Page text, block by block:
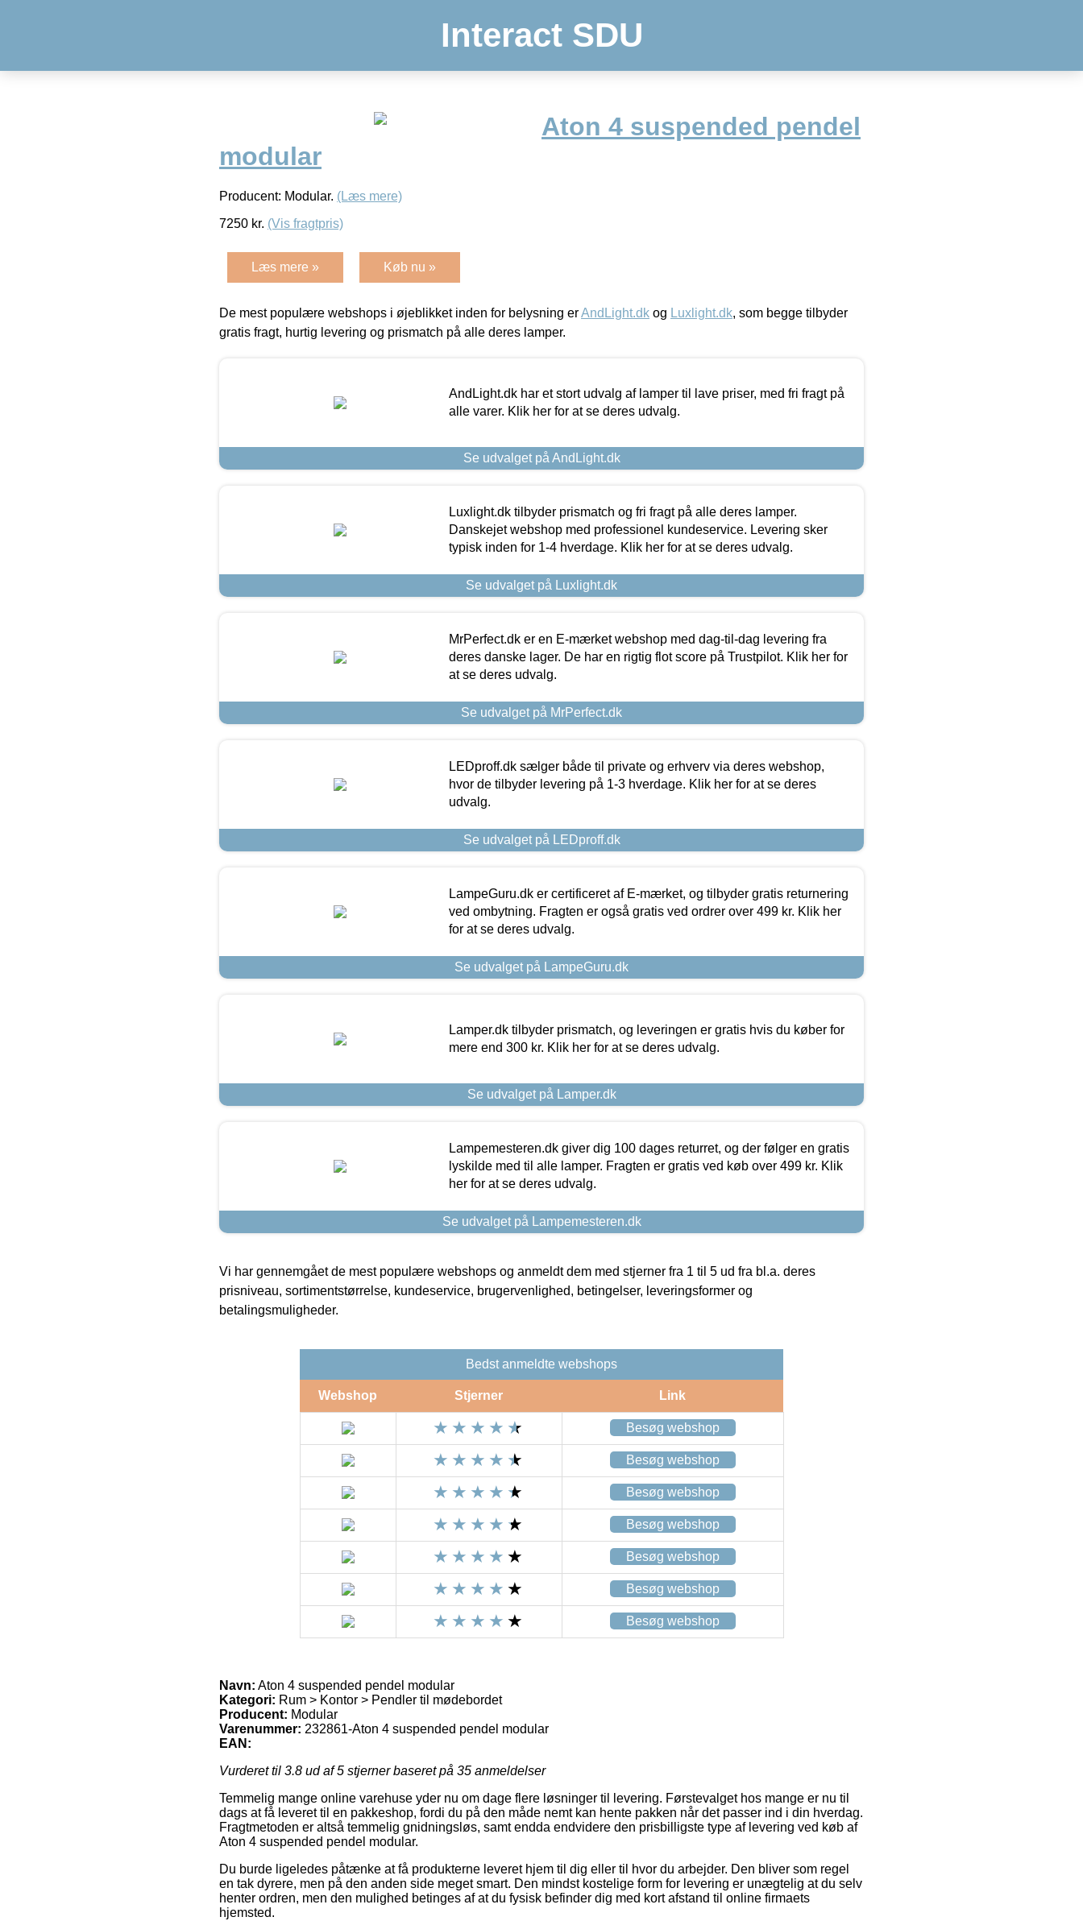
Interact SDU
Aton 4 suspended pendel
modular
Producent: Modular. (Læs mere)
7250 kr. (Vis fragtpris)
Læs mere » Køb nu »
De mest populære webshops i øjeblikket inden for belysning erAndLight.dk og Luxlight.dk, som begge tilbyder
gratis fragt, hurtig levering og prismatch på alle deres lamper.
AndLight.dk har et stort udvalg af lamper til lave priser, med fri fragt på
alle varer. Klik her for at se deres udvalg.
Se udvalget på AndLight.dk
Luxlight.dk tilbyder prismatch og fri fragt på alle deres lamper.
Danskejet webshop med professionel kundeservice. Levering sker
typisk inden for 1-4 hverdage. Klik her for at se deres udvalg.
Se udvalget på Luxlight.dk
MrPerfect.dk er en E-mærket webshop med dag-til-dag levering fra
deres danske lager. De har en rigtig flot score på Trustpilot. Klik her for
at se deres udvalg.
Se udvalget på MrPerfect.dk
LEDproff.dk sælger både til private og erhverv via deres webshop,
hvor de tilbyder levering på 1-3 hverdage. Klik her for at se deres
udvalg.
Se udvalget på LEDproff.dk
LampeGuru.dk er certificeret af E-mærket, og tilbyder gratis returnering
ved ombytning. Fragten er også gratis ved ordrer over 499 kr. Klik her
for at se deres udvalg.
Se udvalget på LampeGuru.dk
Lamper.dk tilbyder prismatch, og leveringen er gratis hvis du køber for
mere end 300 kr. Klik her for at se deres udvalg.
Se udvalget på Lamper.dk
Lampemesteren.dk giver dig 100 dages returret, og der følger en gratis
lyskilde med til alle lamper. Fragten er gratis ved køb over 499 kr. Klik
her for at se deres udvalg.
Se udvalget på Lampemesteren.dk
Vi har gennemgået de mest populære webshops og anmeldt dem med stjerner fra 1 til 5 ud fra bl.a. deres
prisniveau, sortimentstørrelse, kundeservice, brugervenlighed, betingelser, leveringsformer og
betalingsmuligheder.
Bedst anmeldte webshops
Webshop Stjerner Link
Besøg webshop
Besøg webshop
Besøg webshop
Besøg webshop
Besøg webshop
Besøg webshop
Besøg webshop
Navn: Aton 4 suspended pendel modular
Kategori: Rum > Kontor > Pendler til mødebordet
Producent: Modular
Varenummer: 232861-Aton 4 suspended pendel modular
EAN:
Vurderet til 3.8 ud af 5 stjerner baseret på 35 anmeldelser
Temmelig mange online varehuse yder nu om dage flere løsninger til levering. Førstevalget hos mange er nu til
dags at få leveret til en pakkeshop, fordi du på den måde nemt kan hente pakken når det passer ind i din hverdag.
Fragtmetoden er altså temmelig gnidningsløs, samt endda endvidere den prisbilligste type af levering ved køb af
Aton 4 suspended pendel modular.
Du burde ligeledes påtænke at få produkterne leveret hjem til dig eller til hvor du arbejder. Den bliver som regel
en tak dyrere, men på den anden side meget smart. Den mindst kostelige form for levering er unægtelig at du selv
henter ordren, men den mulighed betinges af at du fysisk befinder dig med kort afstand til online firmaets
hjemsted.